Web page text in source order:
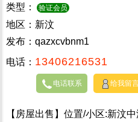
类型： 验证会员
地区：新汶
发布：qazxcvbnm1
电话： 13406216531
电话联系 给我留
【房屋出售】位置/小区:新汶